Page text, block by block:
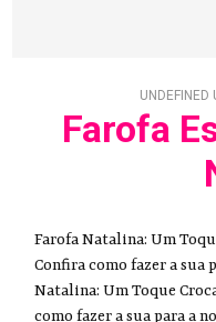
UNDEFINED
Farofa
Farofa Natalina: Um
Confira como fazer a sua
Natalina: Um Toque
como fazer a sua para a